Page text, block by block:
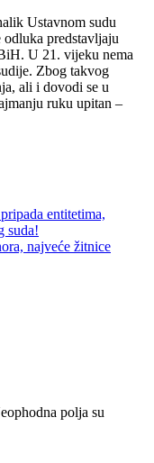
Ustavnom sudu
predstavljaju
U 21. vijeku nema
Zbog takvog
ali i dovodi se u
ruku upitan –
entitetima,
suda!
najveće žitnice
polja su